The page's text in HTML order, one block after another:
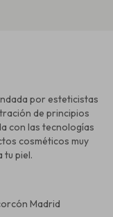
por esteticistas
de principios
con las tecnologías
cosméticos muy
tu piel.
Madrid